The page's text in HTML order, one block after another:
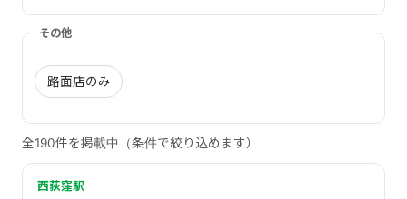
その他
路面店のみ
全190件を掲載中（条件で絞り込めます）
西荻窪駅